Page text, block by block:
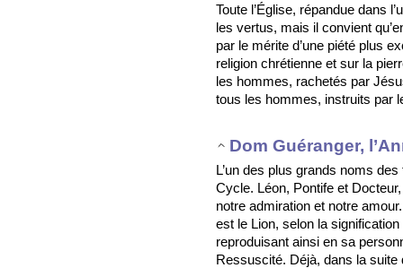
Toute l’Église, répandue dans
les vertus, mais il convient
par le mérite d’une piété plus
religion chrétienne et sur la
les hommes, rachetés par
tous les hommes, instruits par
Dom Guéranger,
L’un des plus grands noms
Cycle. Léon, Pontife et
notre admiration et notre
est le Lion, selon la
reproduisant ainsi en sa
Ressuscité. Déjà, dans la